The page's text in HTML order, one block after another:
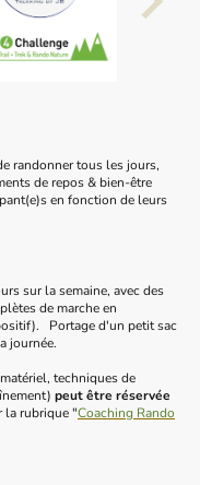
randonner tous les jours,
de repos & bien-être
en fonction de leurs
sur la semaine, avec des
de marche en
Portage d'un petit sac
journée.
techniques de
peut être réservée
la rubrique "Coaching Rando